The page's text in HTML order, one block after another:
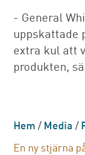
- General
uppskattade
extra kul att
produkten,
Hem/Media/
En ny stjärna